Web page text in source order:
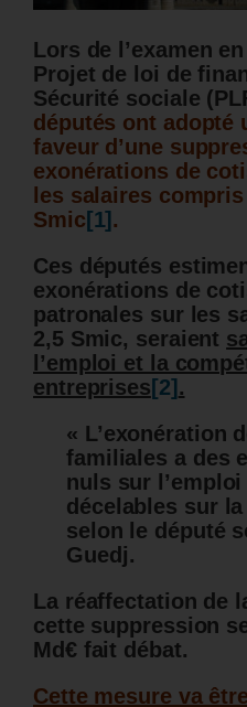
Lors de l’examen
Projet de loi de
Sécurité sociale
députés ont adopté
faveur d’une
exonérations de
les salaires
Smic [1] .
Ces députés
exonérations de
patronales sur les
2,5 Smic, seraient
l’emploi et la
entreprises [2] .
« L’exonération
familiales a des
nuls sur
décelables sur
selon le député
Guedj.
La réaffectation de
cette suppression
Md€ fait débat.
Cette mesure va